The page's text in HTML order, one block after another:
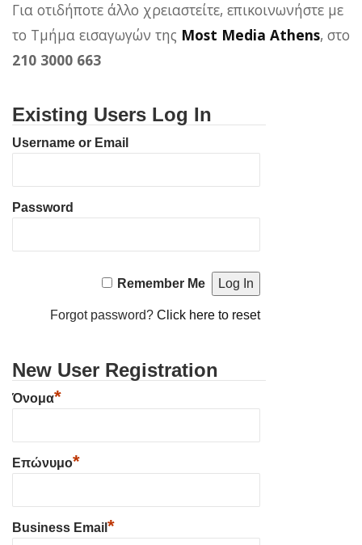
Για οτιδήποτε άλλο χρειαστείτε, επικοινωνήστε με
το Τμήμα εισαγωγών της Most Media Athens, στο
210 3000 663
Existing Users Log In
Username or Email
Password
Remember Me
Forgot password?Click here to reset
New User Registration
Όνομα*
Επώνυμο*
Business Email *